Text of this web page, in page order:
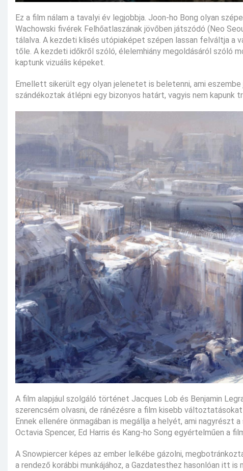
Ez a film nálam a tavalyi év legjobbja. Joon-ho Bong olyan
Wachowski fivérek Felhőatlaszának jövőben játszódó (Neo
tálalva. A kezdeti klisés utópiaképet szépen lassan felváltja a
tőle. A kezdeti időkről szóló, élelemhiány megoldásáról szóló
kaptunk vizuális képeket.
Emellett sikerült egy olyan jelenetet is beletenni, ami
szándékoztak átlépni egy bizonyos határt, vagyis nem kapunk
A film alapjául szolgáló történet Jacques Lob és Benjamin
szerencsém olvasni, de ránézésre a film kisebb
Ennek ellenére önmagában is megállja a helyét, ami nagyrészt
Octavia Spencer, Ed Harris és Kang-ho Song egyértelműen a
A Snowpiercer képes az ember lelkébe gázolni,
a rendező korábbi munkájához, a Gazdatesthez hasonlóan itt